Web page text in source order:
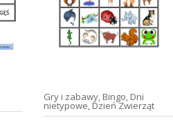
Gry i zabawy, Bingo, Dni
nietypowe, Dzień Zwierząt